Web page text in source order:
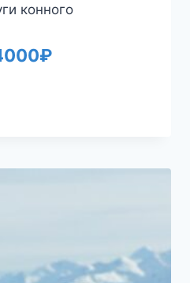
конного
₽Текущая